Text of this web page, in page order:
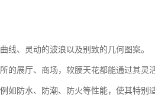
线、灵动的波浪以及别致的几何图案。
的展厅、商场，软膜天花都能通过其灵
如防水、防潮、防火等性能，使其特别